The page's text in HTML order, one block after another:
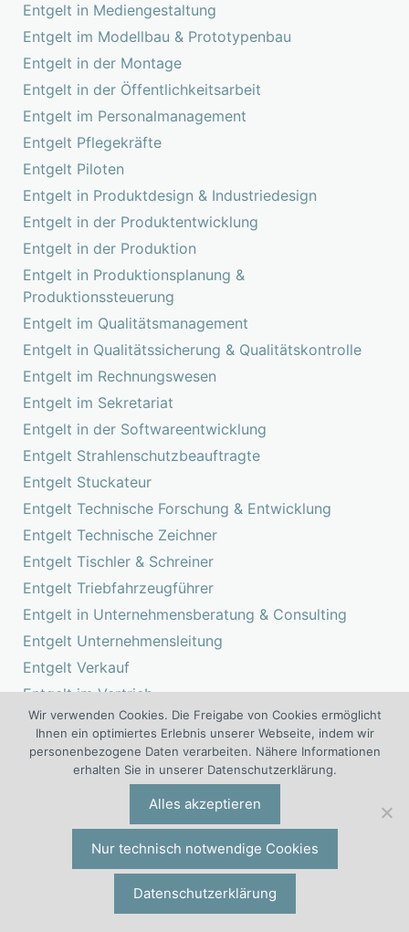
Entgelt in Mediengestaltung
Entgelt im Modellbau & Prototypenbau
Entgelt in der Montage
Entgelt in der Öffentlichkeitsarbeit
Entgelt im Personalmanagement
Entgelt Pflegekräfte
Entgelt Piloten
Entgelt in Produktdesign & Industriedesign
Entgelt in der Produktentwicklung
Entgelt in der Produktion
Entgelt in Produktionsplanung &
Produktionssteuerung
Entgelt im Qualitätsmanagement
Entgelt in Qualitätssicherung & Qualitätskontrolle
Entgelt im Rechnungswesen
Entgelt im Sekretariat
Entgelt in der Softwareentwicklung
Entgelt Strahlenschutzbeauftragte
Entgelt Stuckateur
Entgelt Technische Forschung & Entwicklung
Entgelt Technische Zeichner
Entgelt Tischler & Schreiner
Entgelt Triebfahrzeugführer
Entgelt in Unternehmensberatung & Consulting
Entgelt Unternehmensleitung
Entgelt Verkauf
Entgelt im Vertrieb
Entgelt in der Verwaltung
Entgelt Vorstand
Entgelt im Warenausgang
Entgelt im Wareneingang
Entgelt Webadministration
Entgelt im Werkzeugbau
Entgelt Zimmerer
Wir verwenden Cookies. Die Freigabe von Cookies ermöglicht
Ihnen ein optimiertes Erlebnis unserer Webseite, indem wir
personenbezogene Daten verarbeiten. Nähere Informationen
erhalten Sie in unserer Datenschutzerklärung.
Alles akzeptieren
Nur technisch notwendige Cookies
Datenschutzerklärung